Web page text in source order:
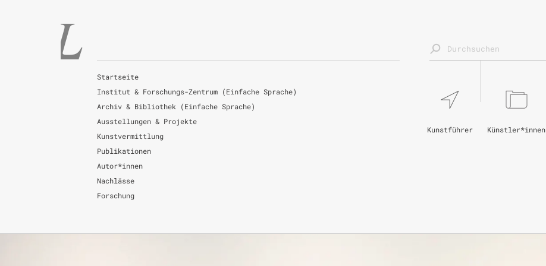
Startseite
Institut & Forschungs-Zentrum (Einfache Sprache)
Archiv & Bibliothek (Einfache Sprache)
Ausstellungen & Projekte
Kunstvermittlung
Publikationen
Autor*innen
Nachlässe
Forschung
Künstler*innen
Kunstführer